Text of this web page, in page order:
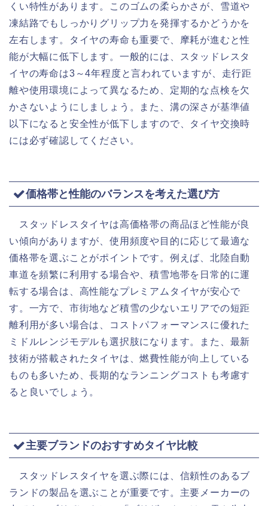
くい特性があります。このゴムの柔らかさが、雪道や
凍結路でもしっかりグリップ力を発揮するかどうかを
左右します。タイヤの寿命も重要で、摩耗が進むと性
能が大幅に低下します。一般的には、スタッドレスタ
イヤの寿命は3～4年程度と言われていますが、走行距
離や使用環境によって異なるため、定期的な点検を欠
かさないようにしましょう。また、溝の深さが基準値
以下になると安全性が低下しますので、タイヤ交換時
には必ず確認してください。
価格帯と性能のバランスを考えた選び方
スタッドレスタイヤは高価格帯の商品ほど性能が良
い傾向がありますが、使用頻度や目的に応じて最適な
価格帯を選ぶことがポイントです。例えば、北陸自動
車道を頻繁に利用する場合や、積雪地帯を日常的に運
転する場合は、高性能なプレミアムタイヤが安心で
す。一方で、市街地など積雪の少ないエリアでの短距
離利用が多い場合は、コストパフォーマンスに優れた
ミドルレンジモデルも選択肢になります。また、最新
技術が搭載されたタイヤは、燃費性能が向上している
ものも多いため、長期的なランニングコストも考慮す
ると良いでしょう。
主要ブランドのおすすめタイヤ比較
スタッドレスタイヤを選ぶ際には、信頼性のあるブ
ランドの製品を選ぶことが重要です。主要メーカーの